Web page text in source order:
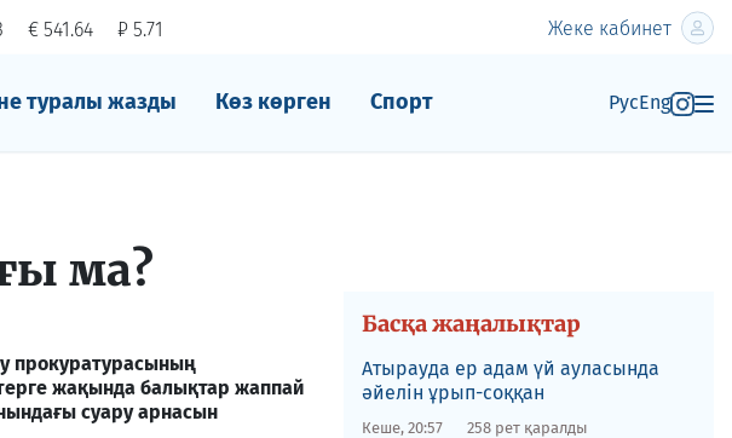
€ 541.64 ₽ 5.71 Жеке кабинет
туралы жазды Көз көрген Спорт РусEng
ма?
прокуратурасының
жақында балықтар жаппай
суару арнасын
Басқа жаңалықтар
Атырауда ер адам үй ауласында
әйелін ұрып-соққан
Кеше, 20:57 258 рет қаралды